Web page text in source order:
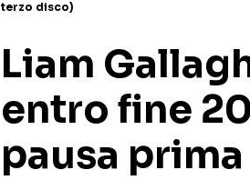
terzo disco)
Liam
entro fine
pausa